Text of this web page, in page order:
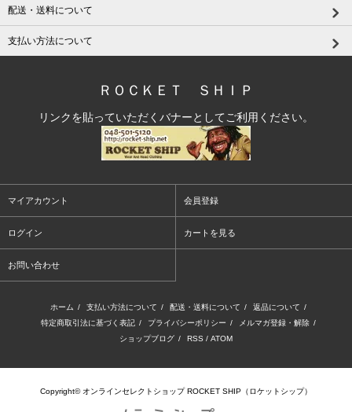
配送・送料について
支払い方法について
ＲＯＣＫＥＴ ＳＨＩＰ
リンクを貼っていただくバナーとしてご利用ください。
マイアカウント 会員登録
ログイン カートを見る
お問い合わせ
ホーム / 支払い方法について / 配送・送料について / 返品について /
特定商取引法に基づく表記 / プライバシーポリシー / メルマガ登録・解除 /
ショップブログ / RSS / ATOM
Copyright© オンラインセレクトショップ ROCKET SHIP（ロケットシップ）